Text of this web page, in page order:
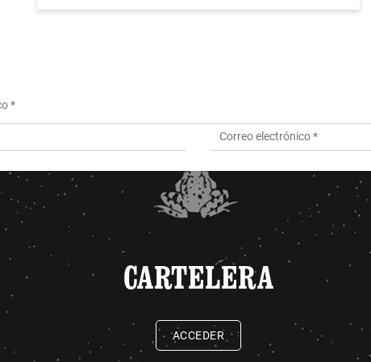
CARTELERA
ACCEDER